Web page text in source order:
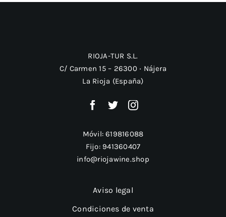
RIOJA-TUR S.L.
C/ Carmen 15 – 26300 ‧ Nájera
La Rioja (España)
Móvil:619816088
Fijo: 941360407
info@riojawine.shop
Aviso legal
Condiciones de venta